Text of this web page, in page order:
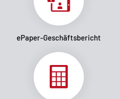
ePaper-Geschäftsbericht